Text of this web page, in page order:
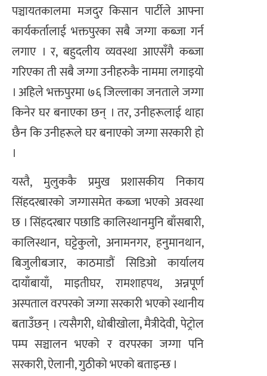
पञ्चायतकालमा मजदुर किसान पार्टीले आफ्ना
कार्यकर्तालाई भक्तपुरका सबै जग्गा कब्जा गर्न
लगाए । र, बहुदलीय व्यवस्था आएसँगै कब्जा
गरिएका ती सबै जग्गा उनीहरुकै नाममा लगाइयो
। अहिले भक्तपुरमा ७६ जिल्लाका जनताले जग्गा
किनेर घर बनाएका छन् । तर, उनीहरूलाई थाहा
छैन कि उनीहरूले घर बनाएको जग्गा सरकारी हो
।
यस्तै, मुलुककै प्रमुख प्रशासकीय निकाय
सिंहदरबारको जग्गासमेत कब्जा भएको अवस्था
छ । सिंहदरबार पछाडि कालिस्थानमुनि बाँसबारी,
कालिस्थान, घट्टेकुलो, अनामनगर, हनुमानथान,
बिजुलीबजार, काठमाडौं सिडिओ कार्यालय
दायाँबायाँ, माइतीघर, रामशाहपथ, अन्नपूर्ण
अस्पताल वरपरको जग्गा सरकारी भएको स्थानीय
बताउँछन् । त्यसैगरी, धोबीखोला, मैत्रीदेवी, पेट्रोल
पम्प सञ्चालन भएको र वरपरका जग्गा पनि
सरकारी, ऐलानी, गुठीको भएको बताइन्छ ।